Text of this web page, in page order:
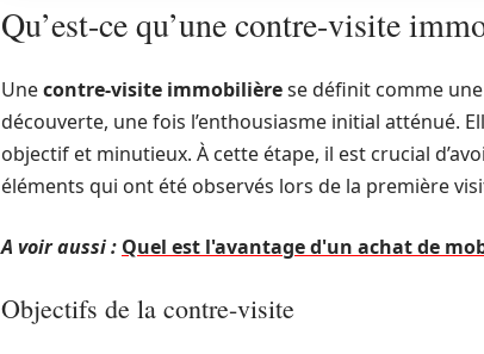
Qu’est-ce qu’une contre-visite
Unecontre-visite immobilièrese définit comme
découverte, une fois l’enthousiasme initial atténué.
objectif et minutieux. À cette étape, il est crucial
éléments qui ont été observés lors de la première
A voir aussi : Quel est l'avantage d'un achat de
Objectifs de la contre-visite